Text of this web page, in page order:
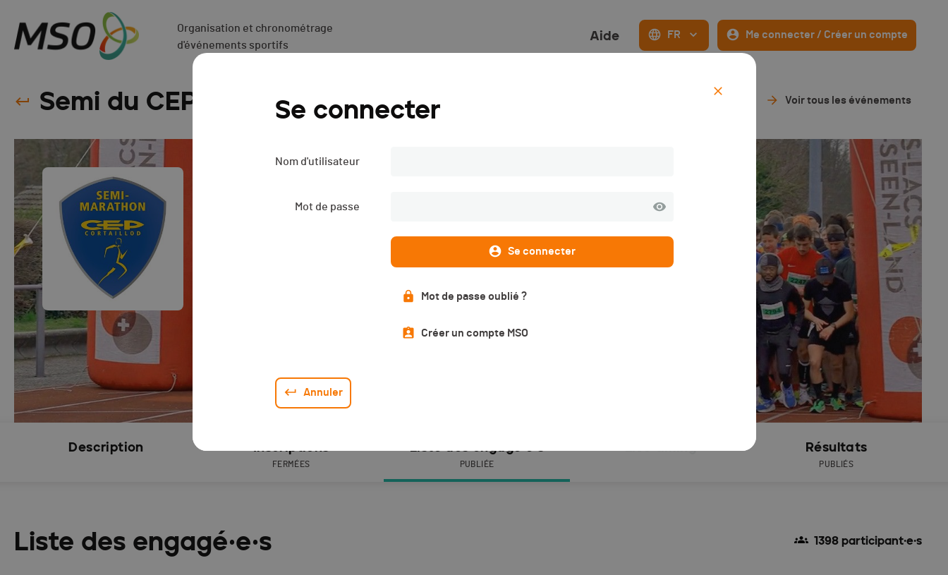
Se connecter
Nom d'utilisateur
Mot de passe
Se connecter
Mot de passe oublié ?
Créer un compte MSO
Annuler
Organisation et chronométrage
d'événements sportifs
Aide FR Me connecter / Créer un compte
Semi du CEP - 2026 Voir tous les événements
Description Inscriptions
FERMÉES
Liste des engagé·e·s
PUBLIÉE
Live timing Résultats
PUBLIÉS
Liste des engagé·e·s 1398 participant·e·s